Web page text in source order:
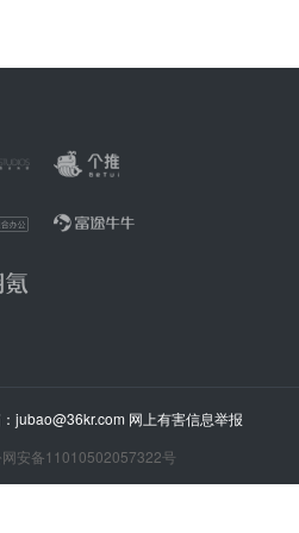
jubao@36kr.com 网上有害信息举报
网安备11010502057322号